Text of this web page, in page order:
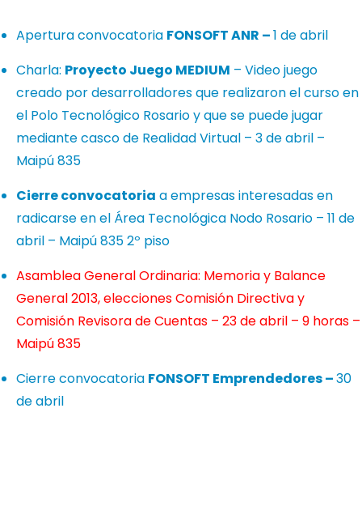
Apertura convocatoria FONSOFT ANR –1 de abril
Charla: Proyecto Juego MEDIUM – Video juego
creado por desarrolladores que realizaron el curso en
el Polo Tecnológico Rosario y que se puede jugar
mediante casco de Realidad Virtual – 3 de abril –
Maipú 835
Cierre convocatoria a empresas interesadas en
radicarse en el Área Tecnológica Nodo Rosario – 11 de
abril – Maipú 835 2º piso
Asamblea General Ordinaria: Memoria y Balance
General 2013, elecciones Comisión Directiva y
Comisión Revisora de Cuentas – 23 de abril – 9 horas –
Maipú 835
Cierre convocatoria FONSOFT Emprendedores –30
de abril